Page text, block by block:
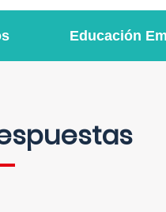
Educación